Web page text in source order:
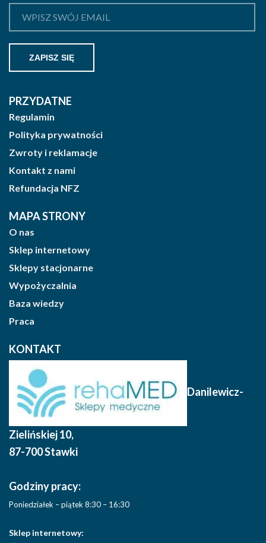
PRZYDATNE
Regulamin
Polityka prywatności
Zwroty i reklamacje
Kontakt z nami
Refundacja NFZ
MAPA STRONY
O nas
Sklep internetowy
Sklepy stacjonarne
Wypożyczalnia
Baza wiedzy
Praca
KONTAKT
Danilewicz-
Zielińskiej 10,
87-700 Stawki
Godziny pracy:
Poniedziałek – piątek 8:30 – 16:30
Sklep internetowy: